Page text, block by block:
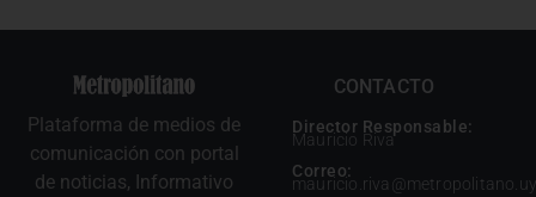
Plataforma de medios de
comunicación con portal
de noticias, Informativo
CONTACTO
Director Responsable:
Mauricio Riva
Correo:
mauricio.riva@metropolitano.uy